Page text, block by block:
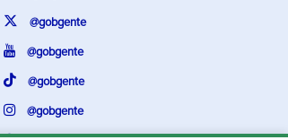
@gobgente
@gobgente
@gobgente
@gobgente